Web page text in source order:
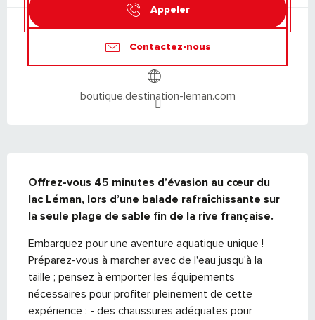
Appeler
Contactez-nous
boutique.destination-leman.com
Offrez-vous 45 minutes d’évasion au cœur du
lac Léman, lors d’une balade rafraîchissante sur
la seule plage de sable fin de la rive française.
Embarquez pour une aventure aquatique unique !
Préparez-vous à marcher avec de l'eau jusqu'à la
taille ; pensez à emporter les équipements
nécessaires pour profiter pleinement de cette
expérience : - des chaussures adéquates pour